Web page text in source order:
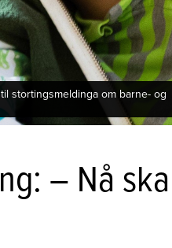
stortingsmeldinga om barne- og
– Nå